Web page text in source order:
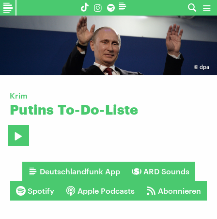
© dpa
Krim
Putins To-Do-Liste
Deutschlandfunk App ARD Sounds
Spotify Apple Podcasts Abonnieren